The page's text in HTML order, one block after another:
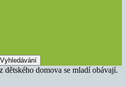
dětského domova se mladí obávají.